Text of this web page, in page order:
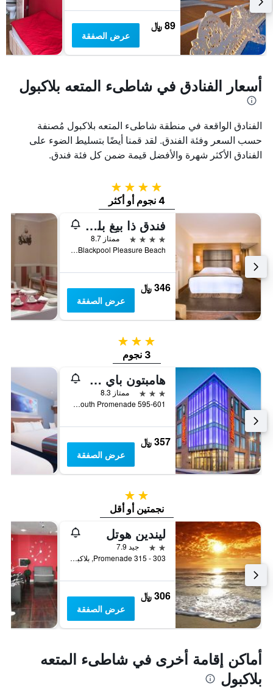
89 ﷼
عرض الصفقة
أسعار الفنادق في شاطىء المتعه بلاكبول
الفنادق الواقعة في منطقة شاطىء المتعه بلاكبول مُصنفة
حسب السعر وفئة الفندق. لقد قمنا أيضًا بتسليط الضوء على
الفنادق الأكثر شهرة والأفضل قيمة ضمن كل فئة فندق.
4 نجوم
4 نجوم أو أكثر
فندق ذا بيغ بلو - بلاكبول بليجَر بيتش
4 نجوم
ممتاز 8.7
Blackpool Pleasure Beach, بلاكبول, المملكة المتحدة
346 ﷼
عرض الصفقة
3 نجوم
3 نجوم
هامبتون باي هيلتون بلاكبول
3 نجوم
ممتاز 8.3
595-601 New South Promenade, بلاكبول, المملكة المتحدة
357 ﷼
عرض الصفقة
2 نجمتين
نجمتين أو أقل
ليندين هوتل
2 نجمتين
جيد 7.9
303 - 315 Promenade, بلاكبول, المملكة المتحدة
306 ﷼
عرض الصفقة
أماكن إقامة أخرى في شاطىء المتعه
بلاكبول